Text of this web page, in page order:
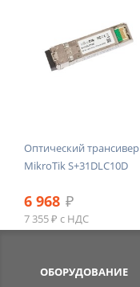
Оптический трансивер
MikroTik S+31DLC10D
6 968 ₽
7 355 ₽ с НДС
ОБОРУДОВАНИЕ